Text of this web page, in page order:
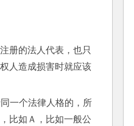
册的法人代表，也只
人造成损害时就应该
一个法律人格的，所
比如Ａ，比如一般公